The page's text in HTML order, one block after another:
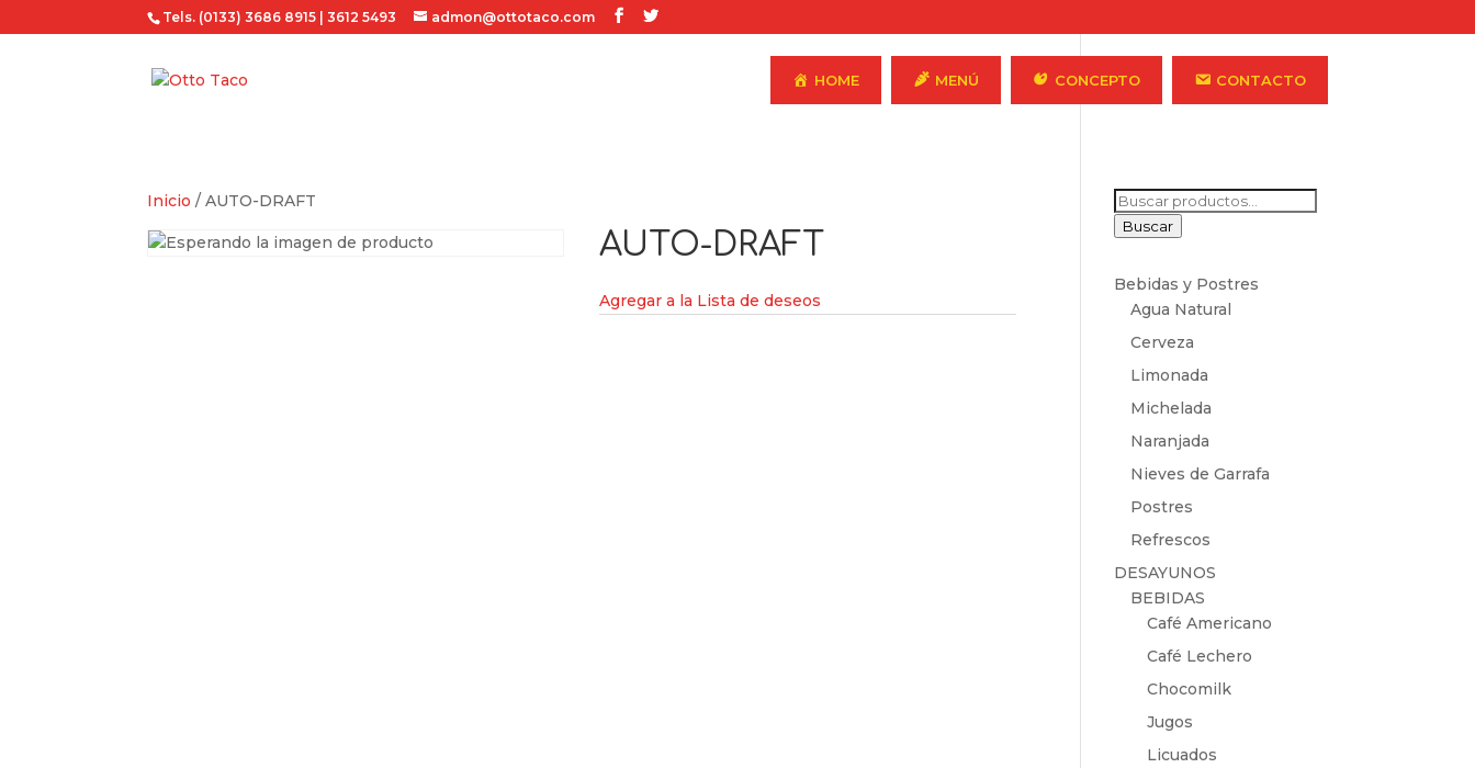
Tels. (0133) 3686 8915 | 3612 5493 admon@ottotaco.com
HOME MENÚ CONCEPTO CONTACTO
Inicio / AUTO-DRAFT
AUTO-DRAFT
Agregar a la Lista de deseos
Buscar
por:
Buscar
Bebidas y Postres
Agua Natural
Cerveza
Limonada
Michelada
Naranjada
Nieves de Garrafa
Postres
Refrescos
DESAYUNOS
BEBIDAS
Café Americano
Café Lechero
Chocomilk
Jugos
Licuados